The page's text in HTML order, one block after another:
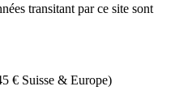
transitant par ce site sont
€ Suisse & Europe)